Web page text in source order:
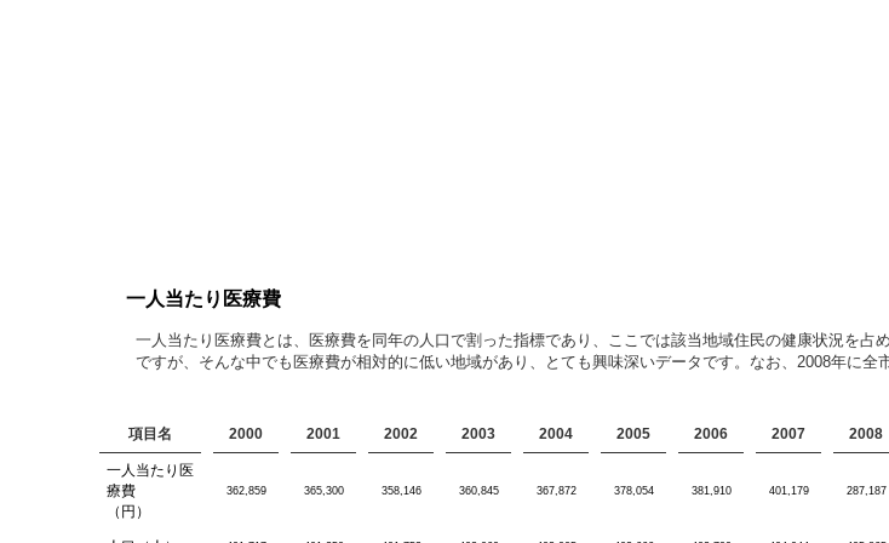
一人当たり医療費
一人当たり医療費とは、医療費を同年の人口で割った指標であり、ここでは該当地域住民の健康状況を
ですが、そんな中でも医療費が相対的に低い地域があり、とても興味深いデータです。なお、2008年に
項目名 2000 2001 2002 2003 2004 2005 2006 2007 2008
一人当たり医
療費
（円）
362,859 365,300 358,146 360,845 367,872 378,054 381,910 401,179 287,187